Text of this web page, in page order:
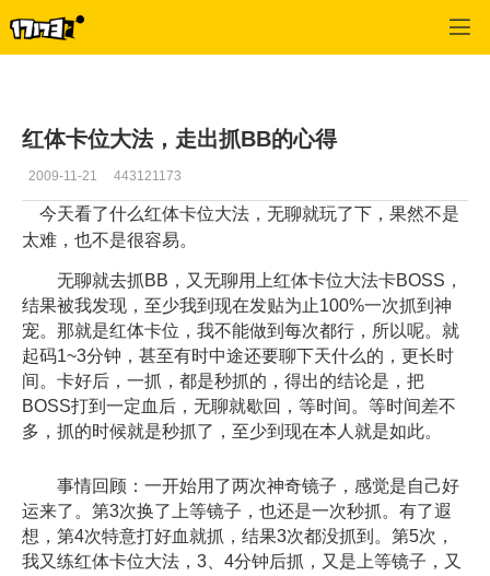
红体卡位大法，走出抓BB的心得
2009-11-21 443121173
今天看了什么红体卡位大法，无聊就玩了下，果然不是
太难，也不是很容易。
无聊就去抓BB，又无聊用上红体卡位大法卡BOSS，
结果被我发现，至少我到现在发贴为止100%一次抓到神
宠。那就是红体卡位，我不能做到每次都行，所以呢。就
起码1~3分钟，甚至有时中途还要聊下天什么的，更长时
间。卡好后，一抓，都是秒抓的，得出的结论是，把
BOSS打到一定血后，无聊就歇回，等时间。等时间差不
多，抓的时候就是秒抓了，至少到现在本人就是如此。
事情回顾：一开始用了两次神奇镜子，感觉是自己好
运来了。第3次换了上等镜子，也还是一次秒抓。有了遐
想，第4次特意打好血就抓，结果3次都没抓到。第5次，
我又练红体卡位大法，3、4分钟后抓，又是上等镜子，又